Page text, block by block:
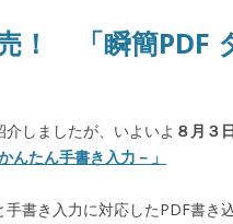
！ 「瞬簡PDF
しましたが、いよいよ ８月３日
んたん手書き入力－」
書き入力に対応したPDF書き